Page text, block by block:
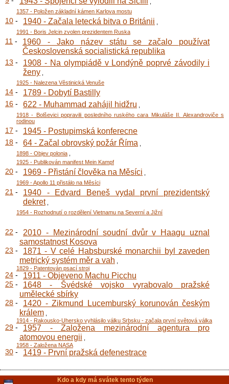
1357 - Položen základní kámen Karlova mostu
10 - 1940 - Začala letecká bitva o Británii
1991 - Boris Jelcin zvolen prezidentem Ruska
11 -
1960 - Jako název státu se začalo používat
Československá socialistická republika
13 -
1908 - Na olympiádě v Londýně poprvé závodily i
ženy
1925 - Nalezena Věstinická Venuše
14 - 1789 - Dobytí Bastilly
16 - 622 - Muhammad zahájil hidžru
1918 - Bolševici popravili posledního ruského cara Mikuláše II. Alexandroviče s
rodinou
17 - 1945 - Postupimská konferecne
18 - 64 - Začal obrovský požár Říma
1898 - Objev polonia
1925 - Publikován manifest Mein Kampf
20 - 1969 - Přistání člověka na Měsíci
1969 - Apollo 11 přistálo na Měsíci
21 -
1940 - Edvard Beneš vydal první prezidentský
dekret,
1954 - Rozhodnutí o rozdělení Vietnamu na Severní a Jižní
22 -
2010 - Mezinárodní soudní dvůr v Haagu uznal
samostatnost Kosova
23 -
1871 - V celé Habsburské monarchii byl zaveden
metrický systém měr a vah
1829 - Patentován psací stroj
24 - 1911 - Objeveno Machu Picchu
25 -
1648 - Švédské vojsko vyrabovalo pražské
umělecké sbírky
28 -
1420 - Zikmund Lucemburský korunován českým
králem,
1914 - Rakousko-Uhersko vyhlásilo válku Srbsku - začala první světová válka
29 -
1957 - Založena mezinárodní agentura pro
atomovou energii
1958 - Založena NASA
30 - 1419 - První pražská defenestrace
Kdo a kdy má svátek tento týden